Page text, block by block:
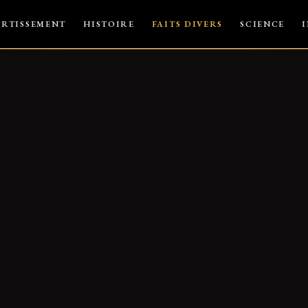
HISTOIRE FAITS DIVERS SCIENCE